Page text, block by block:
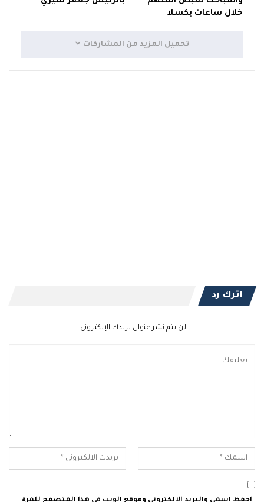
خلال ساعات بكسلا
تحميل المزيد من المشاركات
اترك رد
لن يتم نشر عنوان بريدك الإلكتروني.
احفظ اسمي والبريد الإلكتروني وموقع الويب في هذا المتصفح للمرة